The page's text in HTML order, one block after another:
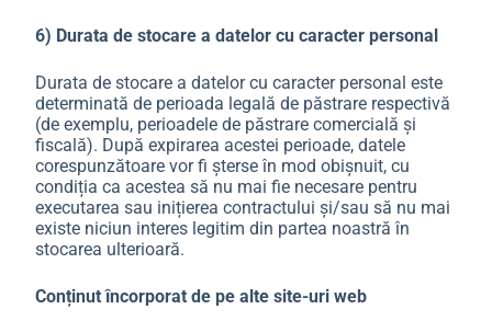
6) Durata de stocare a datelor cu caracter personal
Durata de stocare a datelor cu caracter personal este
determinată de perioada legală de păstrare respectivă
(de exemplu, perioadele de păstrare comercială și
fiscală). După expirarea acestei perioade, datele
corespunzătoare vor fi șterse în mod obișnuit, cu
condiția ca acestea să nu mai fie necesare pentru
executarea sau inițierea contractului și/sau să nu mai
existe niciun interes legitim din partea noastră în
stocarea ulterioară.
Conținut încorporat de pe alte site-uri web